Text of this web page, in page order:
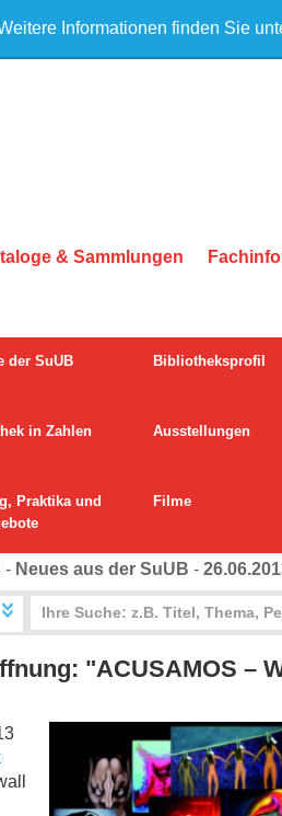
Informationen finden Sie
& Sammlungen
der SuUB Bibliotheksprofil
in Zahlen Ausstellungen
Praktika und Filme
- Neues aus der SuUB -
"ACUSAMOS –